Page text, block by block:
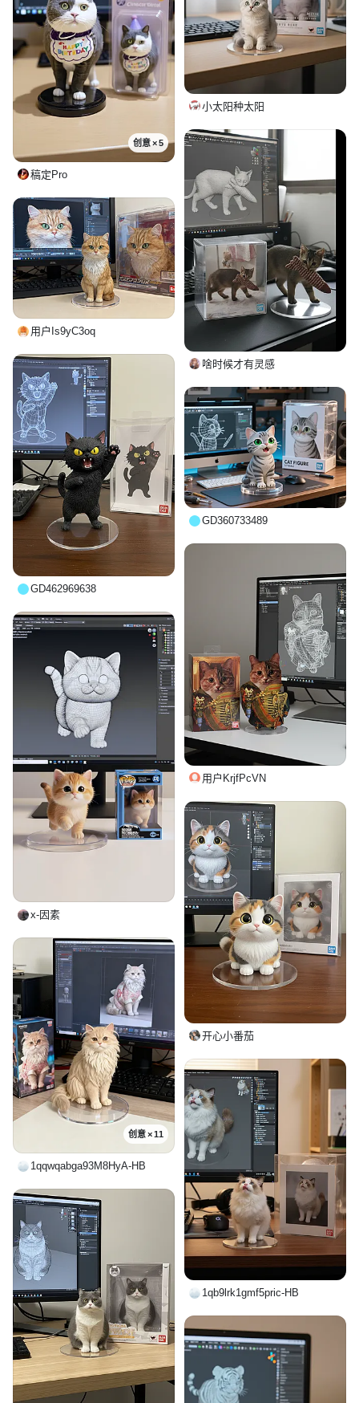
创意 × 5
稿定Pro
小太阳种太阳
啥时候才有灵感
用户Is9yC3oq
GD462969638
GD360733489
用户KrjfPcVN
x-因素
开心小番茄
创意 × 11
1qqwqabga93M8HyA-HB
1qb9lrk1gmf5pric-HB